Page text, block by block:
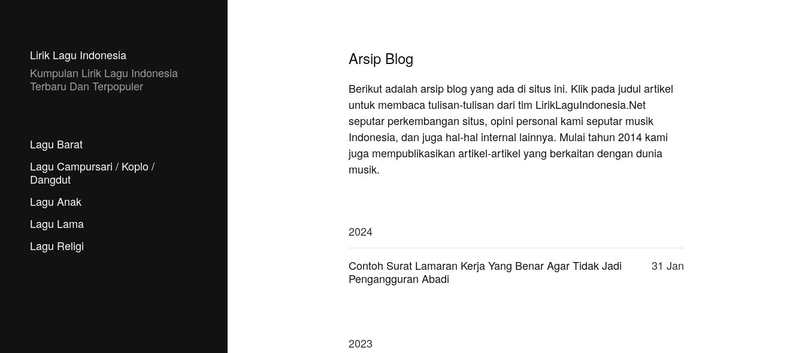
Lirik Lagu Indonesia
Kumpulan Lirik Lagu Indonesia
Terbaru Dan Terpopuler
Lagu Barat
Lagu Campursari / Koplo /
Dangdut
Lagu Anak
Lagu Lama
Lagu Religi
Arsip Blog
Berikut adalah arsip blog yang ada di situs ini. Klik pada judul artikel
untuk membaca tulisan-tulisan dari tim LirikLaguIndonesia.Net
seputar perkembangan situs, opini personal kami seputar musik
Indonesia, dan juga hal-hal internal lainnya. Mulai tahun 2014 kami
juga mempublikasikan artikel-artikel yang berkaitan dengan dunia
musik.
2024
Contoh Surat Lamaran Kerja Yang Benar Agar Tidak Jadi
Pengangguran Abadi
31 Jan
2023